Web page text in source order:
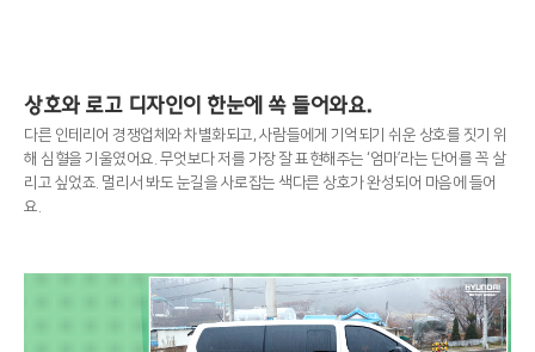
상호와 로고 디자인이 한눈에 쏙 들어와요.
다른 인테리어 경쟁업체와 차별화되고, 사람들에게 기억되기 쉬운 상호를 짓기 위
해 심혈을 기울였어요. 무엇보다 저를 가장 잘 표현해주는 ‘엄마’라는 단어를 꼭 살
리고 싶었죠. 멀리서 봐도 눈길을 사로잡는 색다른 상호가 완성되어 마음에 들어
요.